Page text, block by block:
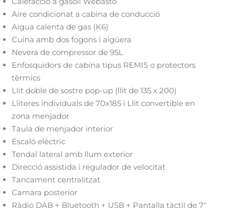
Aire condicionat a cabina de conducció
Aigua calenta de gas (K6)
Cuina amb dos fogons i aigüera
Nevera de compressor de 95L
Enfosquidors de cabina tipus REMIS o protectors
tèrmics
Llit doble de sostre pop-up (llit de 135 x 200)
Lliteres individuals de 70x185 i Llit convertible en
zona menjador
Taula de menjador interior
Escaló elèctric
Tendal lateral amb llum exterior
Direcció assistida i regulador de velocitat
Tancament centralitzat
Camara posterior
Ràdio DAB + Bluetooth + USB + Pantalla tàctil de 7"